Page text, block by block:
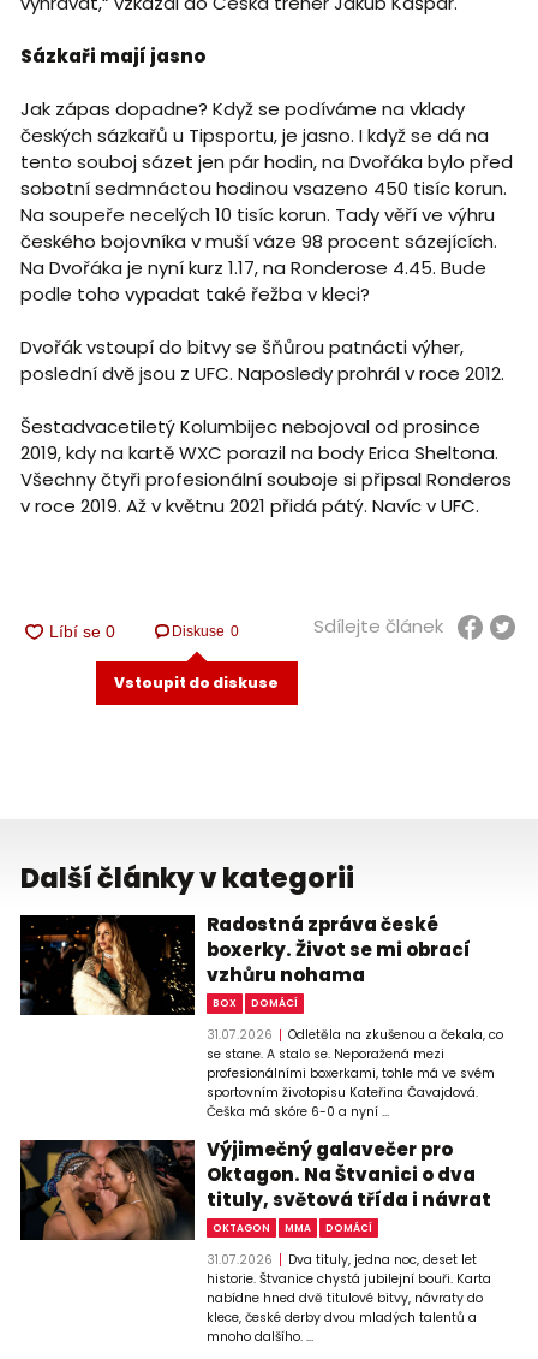
Sázkaři mají jasno
Jak zápas dopadne? Když se podíváme na vklady
českých sázkařů u Tipsportu, je jasno. I když se dá na
tento souboj sázet jen pár hodin, na Dvořáka bylo před
sobotní sedmnáctou hodinou vsazeno 450 tisíc korun.
Na soupeře necelých 10 tisíc korun. Tady věří ve výhru
českého bojovníka v muší váze 98 procent sázejících.
Na Dvořáka je nyní kurz 1.17, na Ronderose 4.45. Bude
podle toho vypadat také řežba v kleci?
Dvořák vstoupí do bitvy se šňůrou patnácti výher,
poslední dvě jsou z UFC. Naposledy prohrál v roce 2012.
Šestadvacetiletý Kolumbijec nebojoval od prosince
2019, kdy na kartě WXC porazil na body Erica Sheltona.
Všechny čtyři profesionální souboje si připsal Ronderos
v roce 2019. Až v květnu 2021 přidá pátý. Navíc v UFC.
Diskuse 0
Vstoupit do diskuse
Sdílejte článek
Další články v kategorii
Radostná zpráva české
boxerky. Život se mi obrací
vzhůru nohama
BOX DOMÁCÍ
31.07.2026
Odletěla na zkušenou a čekala, co
se stane. A stalo se. Neporažená mezi
profesionálními boxerkami, tohle má ve svém
sportovním životopisu Kateřina Čavajdová.
Češka má skóre 6-0 a nyní ...
Výjimečný galavečer pro
Oktagon. Na Štvanici o dva
tituly, světová třída i návrat
OKTAGON MMA DOMÁCÍ
31.07.2026
Dva tituly, jedna noc, deset let
historie. Štvanice chystá jubilejní bouři. Karta
nabídne hned dvě titulové bitvy, návraty do
klece, české derby dvou mladých talentů a
mnoho dalšího. ...